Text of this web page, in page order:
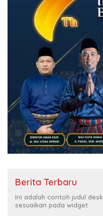
Berita Terbaru
Ini adalah contoh judul
sesuaikan pada widget